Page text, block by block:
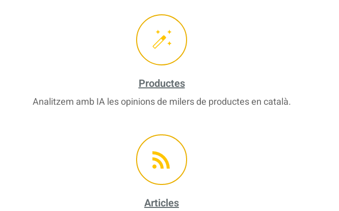
Productes
Analitzem amb IA les opinions de milers de productes en català.
Articles